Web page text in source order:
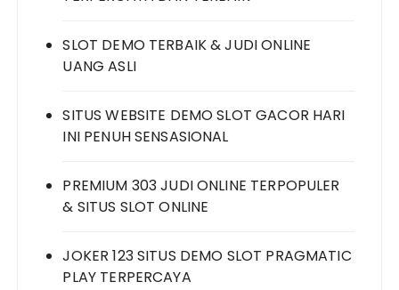
SLOT DEMO TERBAIK & JUDI ONLINE
UANG ASLI
SITUS WEBSITE DEMO SLOT GACOR HARI
INI PENUH SENSASIONAL
PREMIUM 303 JUDI ONLINE TERPOPULER
& SITUS SLOT ONLINE
JOKER 123 SITUS DEMO SLOT PRAGMATIC
PLAY TERPERCAYA